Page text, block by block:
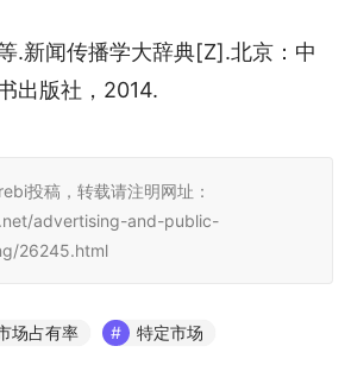
.新闻传播学大辞典[Z].北京：中
出版社，2014.
投稿，转载请注明网址：
advertising-and-public-
26245.html
场占有率 特定市场